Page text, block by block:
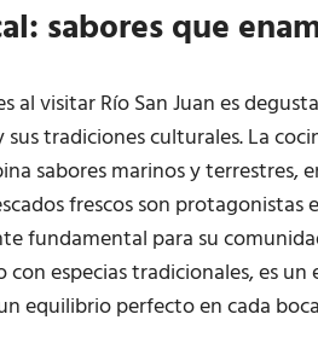
sabores que
al visitar Río San Juan es
tradiciones culturales. La
sabores marinos y terrestres,
frescos son protagonistas
fundamental para su
especias tradicionales, es
equilibrio perfecto en cada